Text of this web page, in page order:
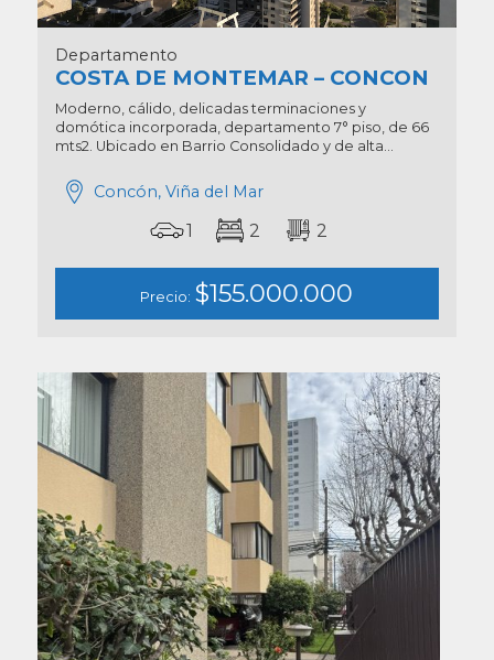
Departamento
COSTA DE MONTEMAR – CONCON
Moderno, cálido, delicadas terminaciones y
domótica incorporada, departamento 7° piso, de 66
mts2. Ubicado en Barrio Consolidado y de alta...
Concón, Viña del Mar
1 2 2
Precio: $155.000.000